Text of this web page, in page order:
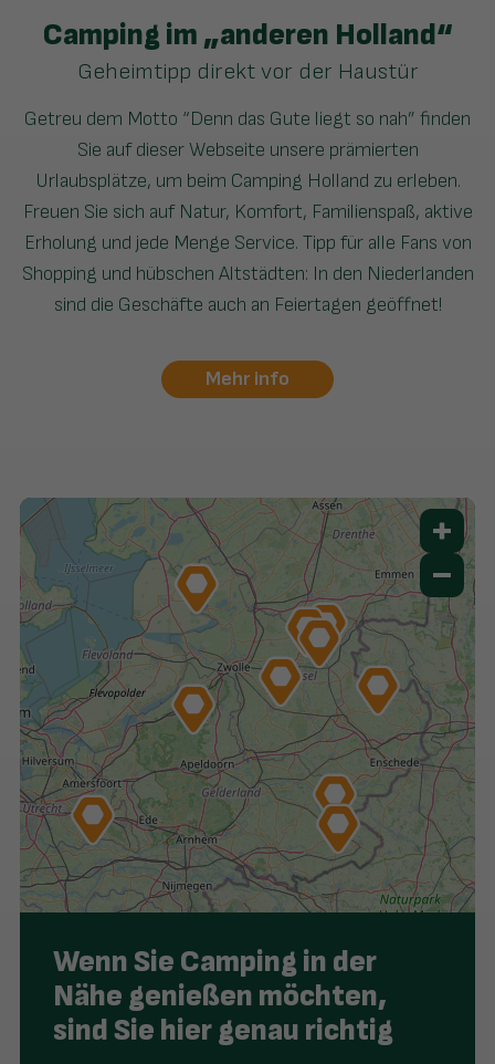
Camping im „anderen Holland“
Geheimtipp direkt vor der Haustür
Getreu dem Motto “Denn das Gute liegt so nah” finden
Sie auf dieser Webseite unsere prämierten
Urlaubsplätze, um beim Camping Holland zu erleben.
Freuen Sie sich auf Natur, Komfort, Familienspaß, aktive
Erholung und jede Menge Service. Tipp für alle Fans von
Shopping und hübschen Altstädten: In den Niederlanden
sind die Geschäfte auch an Feiertagen geöffnet!
Mehr info
Wenn Sie Camping in der
Nähe genießen möchten,
sind Sie hier genau richtig